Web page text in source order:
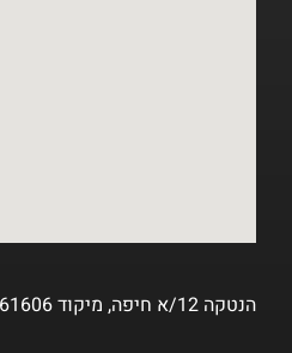
הנטקה 12/א חיפה, מיקוד 3461606